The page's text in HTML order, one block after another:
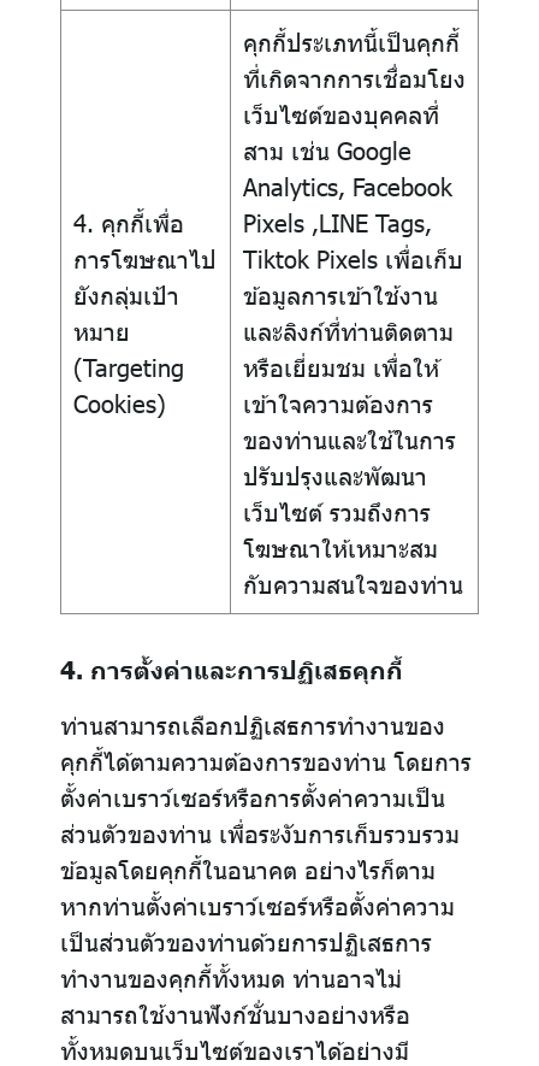
4. คุกกี้เพื่อ
การโฆษณาไป
ยังกลุ่มเป้า
หมาย
(Targeting
Cookies)
คุกกี้ประเภทนี้เป็นคุกกี้
ที่เกิดจากการเชื่อมโยง
เว็บไซต์ของบุคคลที่
สาม เช่น Google
Analytics, Facebook
Pixels ,LINE Tags,
Tiktok Pixels เพื่อเก็บ
ข้อมูลการเข้าใช้งาน
และลิงก์ที่ท่านติดตาม
หรือเยี่ยมชม เพื่อให้
เข้าใจความต้องการ
ของท่านและใช้ในการ
ปรับปรุงและพัฒนา
เว็บไซต์ รวมถึงการ
โฆษณาให้เหมาะสม
กับความสนใจของท่าน
4. การตั้งค่าและการปฏิเสธคุกกี้
ท่านสามารถเลือกปฏิเสธการทำงานของ
คุกกี้ได้ตามความต้องการของท่าน โดยการ
ตั้งค่าเบราว์เซอร์หรือการตั้งค่าความเป็น
ส่วนตัวของท่าน เพื่อระงับการเก็บรวบรวม
ข้อมูลโดยคุกกี้ในอนาคต อย่างไรก็ตาม
หากท่านตั้งค่าเบราว์เซอร์หรือตั้งค่าความ
เป็นส่วนตัวของท่านด้วยการปฏิเสธการ
ทำงานของคุกกี้ทั้งหมด ท่านอาจไม่
สามารถใช้งานฟังก์ชั่นบางอย่างหรือ
ทั้งหมดบนเว็บไซต์ของเราได้อย่างมี